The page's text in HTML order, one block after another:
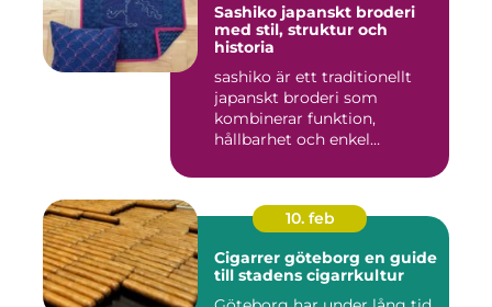
Sashiko japanskt broderi
med stil, struktur och
historia
sashiko är ett traditionellt
japanskt broderi som
kombinerar funktion,
hållbarhet och enkel
10. feb
Cigarrer göteborg en guide
till stadens cigarrkultur